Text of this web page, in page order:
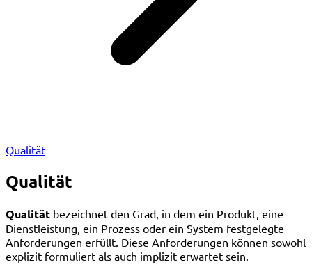
Qualität
Qualität
Qualität bezeichnet den Grad, in dem ein Produkt, eine
Dienstleistung, ein Prozess oder ein System festgelegte
Anforderungen erfüllt. Diese Anforderungen können sowohl
explizit formuliert als auch implizit erwartet sein.